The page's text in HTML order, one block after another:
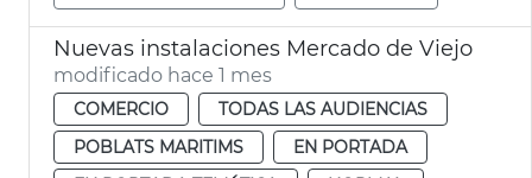
Nuevas instalaciones Mercado de Viejo
modificado hace 1 mes
COMERCIO
TODAS LAS AUDIENCIAS
POBLATS MARITIMS
EN PORTADA